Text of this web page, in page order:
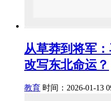
从草莽到将军
改写东北命运？
教育 时间：2026-01-13